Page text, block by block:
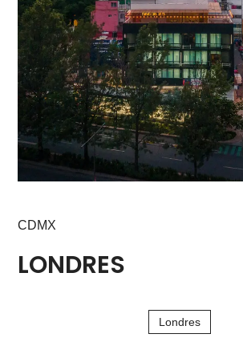
CDMX
LONDRES
Londres